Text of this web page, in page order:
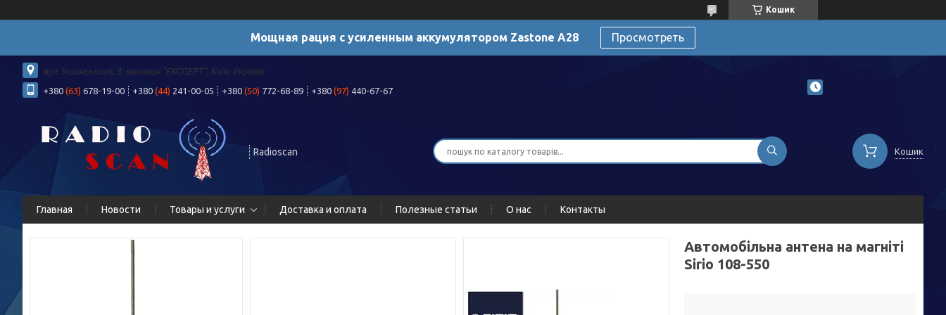
Кошик
Мощная рация с усиленным аккумулятором Zastone A28 Просмотреть
вул. Ушинського, 3; магазин "ЕКСПЕРТ", Київ, Україна
+380 (63) 678-19-00 +380 (44) 241-00-05 +380 (50) 772-68-89 +380 (97) 440-67-67
Radioscan Кошик
Главная Новости Товары и услуги Доставка и оплата Полезные статьи О нас Контакты
Автомобільна антена на магніті
Sirio 108-550